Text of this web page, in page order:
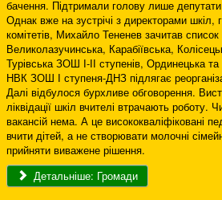
бачення. Підтримали голову лише
Однак вже на зустрічі з директорами шкіл,
комітетів, Михайло Тененев зачитав
Великолазучинська, Карабіївська,
Турівська ЗОШ І-ІІ ступенів, Ординецька
НВК ЗОШ І ступеня-ДНЗ підлягає
Далі відбулося бурхливе обговорення.
ліквідації шкіл вчителі втрачають
вакансій нема. А це висококваліфіковані
вчити дітей, а не створювати молочні
прийняти виважене рішення.
Детальніше: Громади